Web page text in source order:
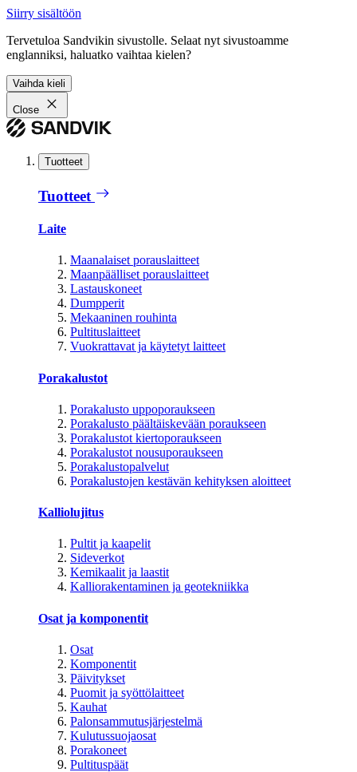
Siirry sisältöön
Tervetuloa Sandvikin sivustolle. Selaat nyt sivustoamme
englanniksi, haluatko vaihtaa kielen?
Vaihda kieli
Close
Tuotteet
Tuotteet
Laite
Maanalaiset porauslaitteet
Maanpäälliset porauslaitteet
Lastauskoneet
Dumpperit
Mekaaninen rouhinta
Pultituslaitteet
Vuokrattavat ja käytetyt laitteet
Porakalustot
Porakalusto uppoporaukseen
Porakalusto päältäiskevään poraukseen
Porakalustot kiertoporaukseen
Porakalustot nousuporaukseen
Porakalustopalvelut
Porakalustojen kestävän kehityksen aloitteet
Kalliolujitus
Pultit ja kaapelit
Sideverkot
Kemikaalit ja laastit
Kalliorakentaminen ja geotekniikka
Osat ja komponentit
Osat
Komponentit
Päivitykset
Puomit ja syöttölaitteet
Kauhat
Palonsammutusjärjestelmä
Kulutussuojaosat
Porakoneet
Pultituspäät